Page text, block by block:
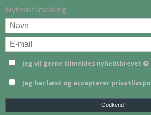
Nyhedstilmelding
Jeg vil gerne tilmeldes nyhedsbrevet
Jeg har læst og accepterer
Godkend